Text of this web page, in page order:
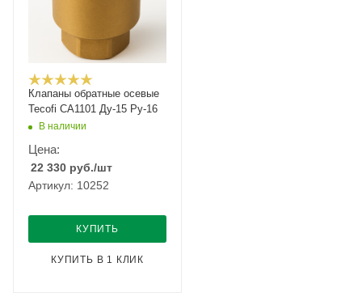
Клапаны обратные осевые
Tecofi CA1101 Ду-15 Ру-16
В наличии
Цена:
22 330 руб./шт
Артикул: 10252
КУПИТЬ
КУПИТЬ В 1 КЛИК